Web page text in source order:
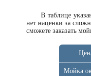
В таблице
нет наценки за
сможете заказать
Мойка